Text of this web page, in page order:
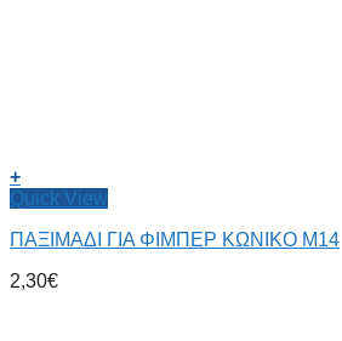
+
Quick View
ΠΑΞΙΜΑΔΙ ΓΙΑ ΦΙΜΠΕΡ ΚΩΝΙΚΟ Μ14
2,30€